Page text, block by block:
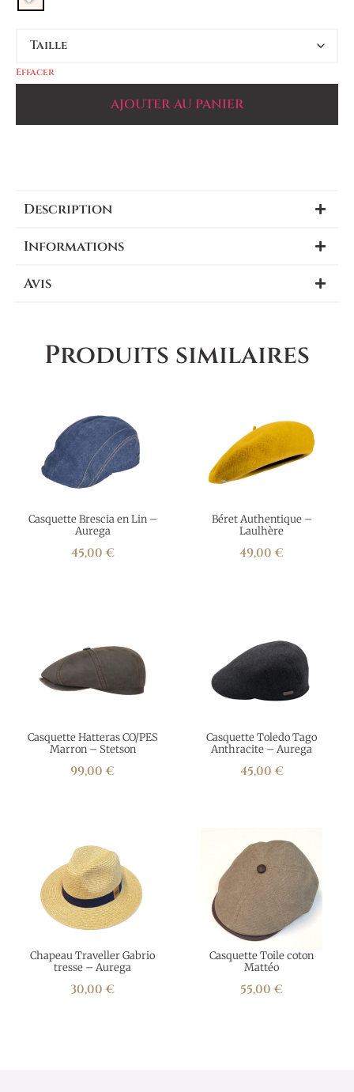
Effacer
AJOUTER AU PANIER
Description
Informations
Avis
Produits similaires
Casquette Brescia en Lin –
Aurega
45,00 €
Béret Authentique –
Laulhère
49,00 €
Casquette Hatteras CO/PES
Marron – Stetson
99,00 €
Casquette Toledo Tago
Anthracite – Aurega
45,00 €
Chapeau Traveller Gabrio
tresse – Aurega
30,00 €
Casquette Toile coton
Mattéo
55,00 €